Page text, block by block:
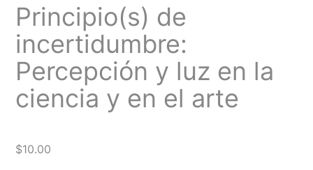
Principio(s) de
incertidumbre:
Percepción y luz en la
ciencia y en el arte
$10.00